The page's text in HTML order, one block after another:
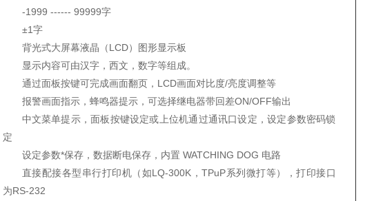
-1999 ------ 99999字
±1字
背光式大屏幕液晶（LCD）图形显示板
显示内容可由汉字，西文，数字等组成。
通过面板按键可完成画面翻页，LCD画面对比度/亮度调整等
报警画面指示，蜂鸣器提示，可选择继电器带回差ON/OFF输出
中文菜单提示，面板按键设定或上位机通过通讯口设定，设定参数密码锁
定
设定参数*保存，数据断电保存，内置 WATCHING DOG 电路
直接配接各型串行打印机（如LQ-300K，TPuP系列微打等），打印接口
为RS-232